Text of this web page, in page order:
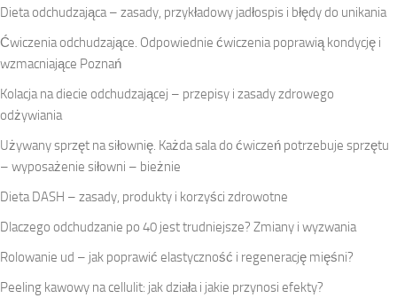
Dieta odchudzająca – zasady, przykładowy jadłospis i błędy do unikania
Ćwiczenia odchudzające. Odpowiednie ćwiczenia poprawią kondycję i
wzmacniające Poznań
Kolacja na diecie odchudzającej – przepisy i zasady zdrowego
odżywiania
Używany sprzęt na siłownię. Każda sala do ćwiczeń potrzebuje sprzętu
– wyposażenie siłowni – bieżnie
Dieta DASH – zasady, produkty i korzyści zdrowotne
Dlaczego odchudzanie po 40 jest trudniejsze? Zmiany i wyzwania
Rolowanie ud – jak poprawić elastyczność i regenerację mięśni?
Peeling kawowy na cellulit: jak działa i jakie przynosi efekty?